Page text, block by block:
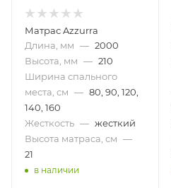
Матрас Azzurra
Длина, мм — 2000
Высота, мм — 210
Ширина спального
места, см — 80, 90, 120,
140, 160
Жесткость — жесткий
Высота матраса, см —
21
в наличии